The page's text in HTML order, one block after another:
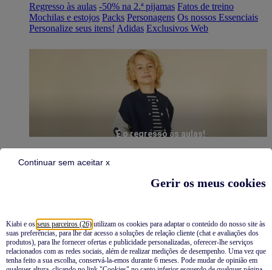
Gerir os meus cookies
Kiabi e os seus parceiros (26) utilizam os cookies para adaptar o conteúdo do nosso site às
suas preferências, para lhe dar acesso a soluções de relação cliente (chat e avaliações dos
produtos), para lhe fornecer ofertas e publicidade personalizadas, oferecer-lhe serviços
relacionados com as redes sociais, além de realizar medições de desempenho. Uma vez que
tenha feito a sua escolha, conservá-la-emos durante 6 meses. Pode mudar de opinião em
Continuar sem aceitar x
Regresso às aulas -50% na 2.ª pijamas Fatos de treino
Mochilas e estojos Packs Personagens Os nossos Essenciais
Personalize seus itens! Adidas Exclusivos Web
É o regresso às aulas!
Pijamas
Novidades